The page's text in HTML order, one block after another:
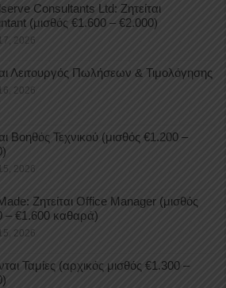
Consultants Ltd: Ζητείται
(μισθός €1.600 – €2.000)
2026
Λειτουργός Πωλήσεων & Τιμολόγησης
2026
Βοηθός Τεχνικού (μισθός €1.200 –
2026
Ζητείται Office Manager (μισθός
– €1.600 καθαρά)
2026
Ταμίες (αρχικός μισθός €1.300 –